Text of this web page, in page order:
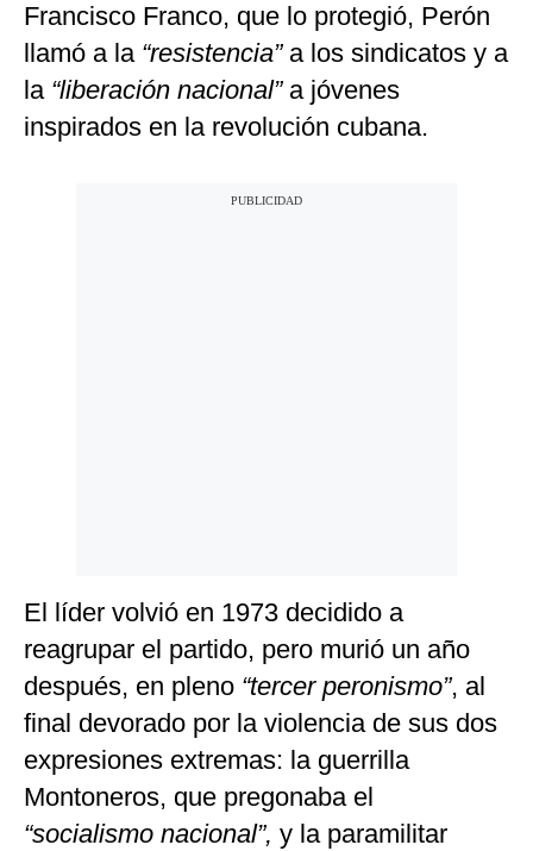
Francisco Franco, que lo protegió, Perón
llamó a la“resistencia”a los sindicatos y a
la“liberación nacional”a jóvenes
inspirados en la revolución cubana.
El líder volvió en 1973 decidido a
reagrupar el partido, pero murió un año
después, en pleno “tercer peronismo”, al
final devorado por la violencia de sus dos
expresiones extremas: la guerrilla
Montoneros, que pregonaba el
“socialismo nacional”, y la paramilitar